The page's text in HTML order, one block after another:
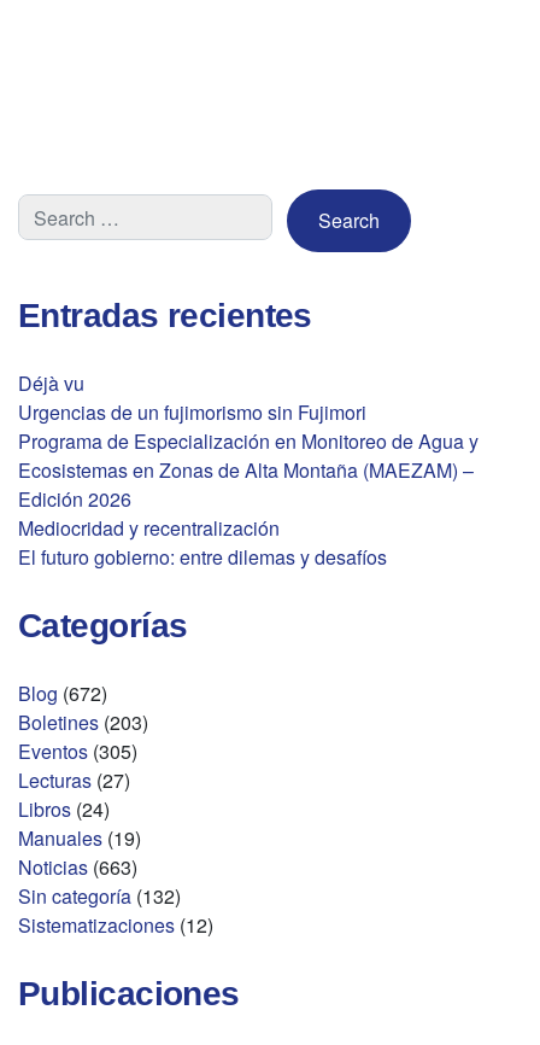
Entradas recientes
Déjà vu
Urgencias de un fujimorismo sin Fujimori
Programa de Especialización en Monitoreo de Agua y
Ecosistemas en Zonas de Alta Montaña (MAEZAM) –
Edición 2026
Mediocridad y recentralización
El futuro gobierno: entre dilemas y desafíos
Categorías
Blog (672)
Boletines (203)
Eventos (305)
Lecturas (27)
Libros (24)
Manuales (19)
Noticias (663)
Sin categoría (132)
Sistematizaciones (12)
Publicaciones